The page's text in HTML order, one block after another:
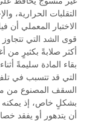
التقلبات الحرارية،
الاختبار المعملي
أكثر صلابةً بكثيرٍ من
بقاء المادة سليمةً
التي قد تتسبب في
بشكلٍ خاص، إذ
أن يتدهور أو يفقد